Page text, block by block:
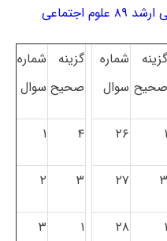
اجتماعی
گزینه
صحیح
شماره
سوال
گزینه
صحیح
شماره
سوال
۱ ۲۶ ۴ ۱
۳ ۲۷ ۳ ۲
۱ ۲۸ ۱ ۳